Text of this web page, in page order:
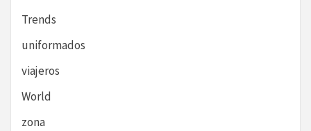
Trends
uniformados
viajeros
World
zona